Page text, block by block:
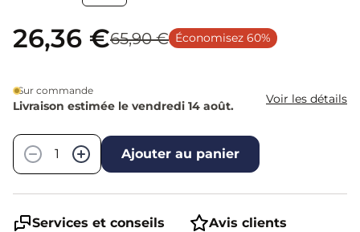
26,36 €65,90 € Économisez 60%
Sur commande
Livraison estimée le vendredi 14 août. Voir les détails
−
+ Ajouter au panier
Services et conseils Avis clients